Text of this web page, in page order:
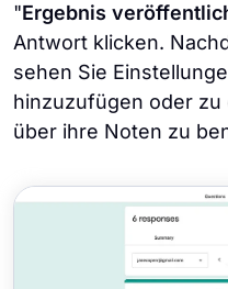
"Ergebnis
Antwort klicken.
sehen Sie
hinzuzufügen oder
über ihre Noten zu